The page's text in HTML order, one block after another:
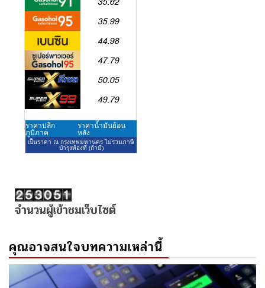
จำนวนผู้เข้าชมเว็บไซต์
คุณอาจสนใจบทความเหล่านี้